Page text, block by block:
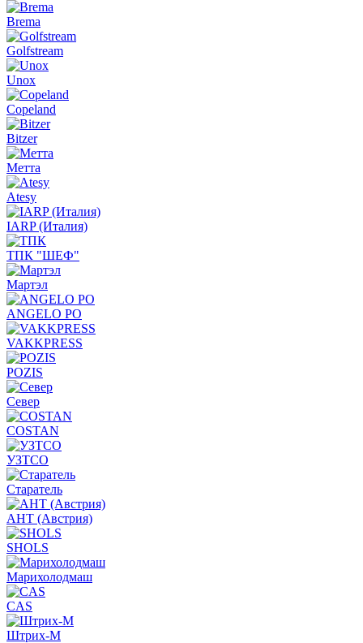
Brema
Golfstream
Unox
Copeland
Bitzer
Метта
Atesy
IARP (Италия)
ТПК "ШЕФ"
Мартэл
ANGELO PO
VAKKPRESS
POZIS
Север
COSTAN
УЗТСО
Старатель
АНТ (Австрия)
SHOLS
Марихолодмаш
CAS
Штрих-М